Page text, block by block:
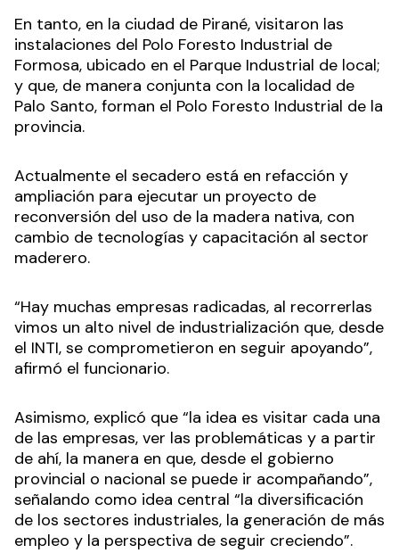
En tanto, en la ciudad de Pirané, visitaron las
instalaciones del Polo Foresto Industrial de
Formosa, ubicado en el Parque Industrial de local;
y que, de manera conjunta con la localidad de
Palo Santo, forman el Polo Foresto Industrial de la
provincia.
Actualmente el secadero está en refacción y
ampliación para ejecutar un proyecto de
reconversión del uso de la madera nativa, con
cambio de tecnologías y capacitación al sector
maderero.
“Hay muchas empresas radicadas, al recorrerlas
vimos un alto nivel de industrialización que, desde
el INTI, se comprometieron en seguir apoyando”,
afirmó el funcionario.
Asimismo, explicó que “la idea es visitar cada una
de las empresas, ver las problemáticas y a partir
de ahí, la manera en que, desde el gobierno
provincial o nacional se puede ir acompañando”,
señalando como idea central “la diversificación
de los sectores industriales, la generación de más
empleo y la perspectiva de seguir creciendo”.